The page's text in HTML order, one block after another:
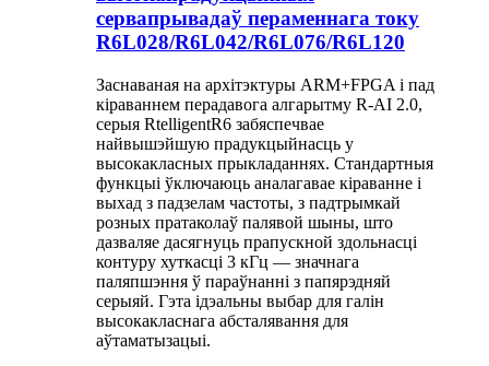
сервапрывадаў пераменнага току
R6L028/R6L042/R6L076/R6L120
Заснаваная на архітэктуры ARM+FPGA і пад
кіраваннем перадавога алгарытму R-AI 2.0,
серыя RtelligentR6 забяспечвае
найвышэйшую прадукцыйнасць у
высокакласных прыкладаннях. Стандартныя
функцыі ўключаюць аналагавае кіраванне і
выхад з падзелам частоты, з падтрымкай
розных пратаколаў палявой шыны, што
дазваляе дасягнуць прапускной здольнасці
контуру хуткасці 3 кГц — значнага
паляпшэння ў параўнанні з папярэдняй
серыяй. Гэта ідэальны выбар для галін
высокакласнага абсталявання для
аўтаматызацыі.